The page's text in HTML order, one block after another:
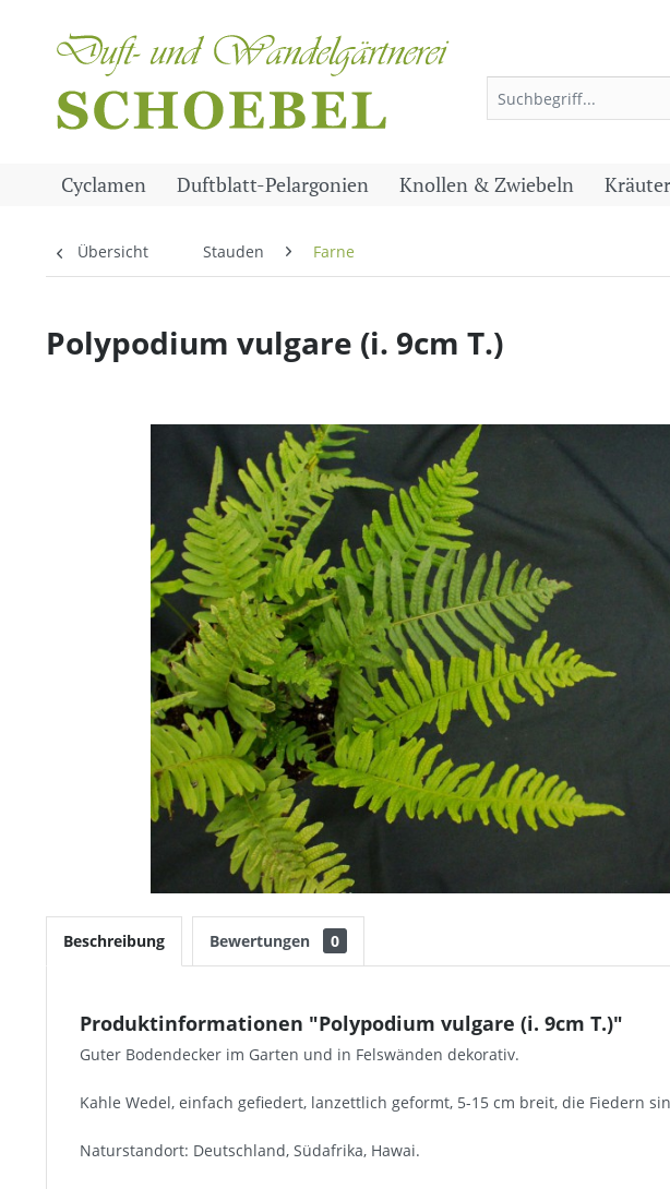
Cyclamen Duftblatt-Pelargonien Knollen & Zwiebeln Kräuter
Übersicht Stauden Farne
Polypodium vulgare (i. 9cm T.)
Beschreibung Bewertungen 0
Produktinformationen "Polypodium vulgare (i. 9cm T.)"
Guter Bodendecker im Garten und in Felswänden dekorativ.
Kahle Wedel, einfach gefiedert, lanzettlich geformt, 5-15 cm breit, die Fiedern
Naturstandort: Deutschland, Südafrika, Hawai.